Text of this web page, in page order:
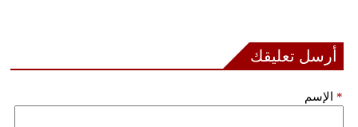
أرسل تعليقك
الإسم *